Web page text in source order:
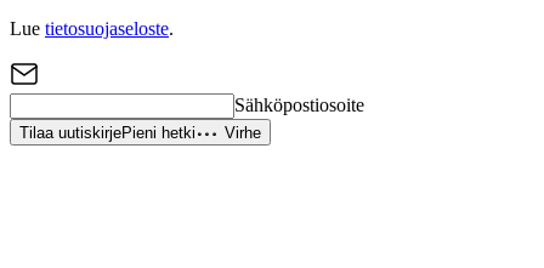
Lue tietosuojaseloste.
Sähköpostiosoite
Tilaa uutiskirjePieni hetki Virhe